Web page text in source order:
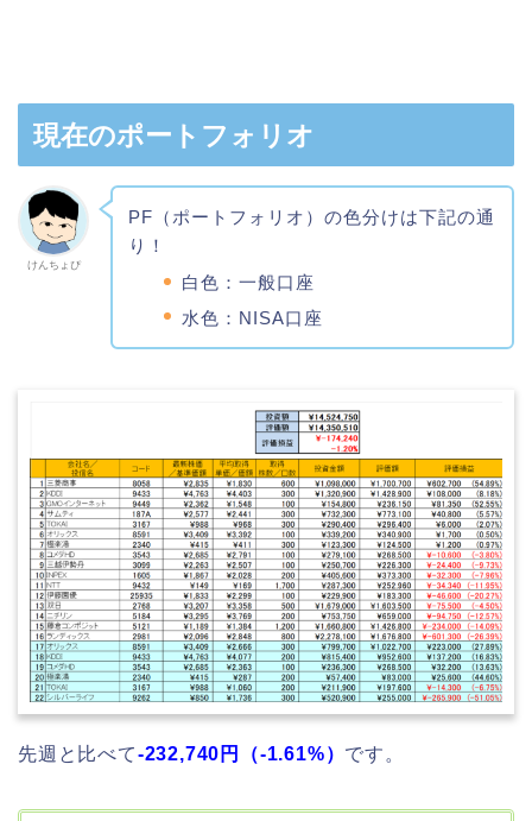
現在のポートフォリオ
けんちょぴ
PF（ポートフォリオ）の色分けは下記の通
り！
白色：一般口座
水色：NISA口座
先週と比べて-232,740 円（-1.61%） です。